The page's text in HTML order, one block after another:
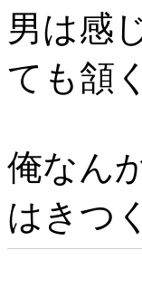
男は感
ても頷
俺なん
はきつ